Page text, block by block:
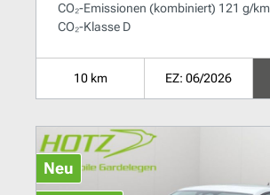
CO₂-Emissionen (kombiniert) 121 g/km
CO₂-Klasse D
10 km EZ: 06/2026
Neu